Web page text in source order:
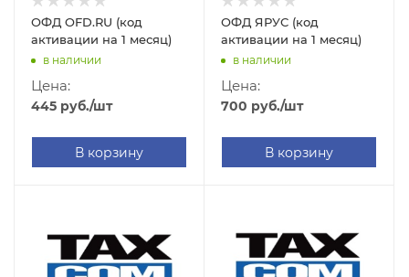
ОФД OFD.RU (код
активации на 1 месяц)
в наличии
Цена:
445 руб./шт
В корзину
ОФД ЯРУС (код
активации на 1 месяц)
в наличии
Цена:
700 руб./шт
В корзину